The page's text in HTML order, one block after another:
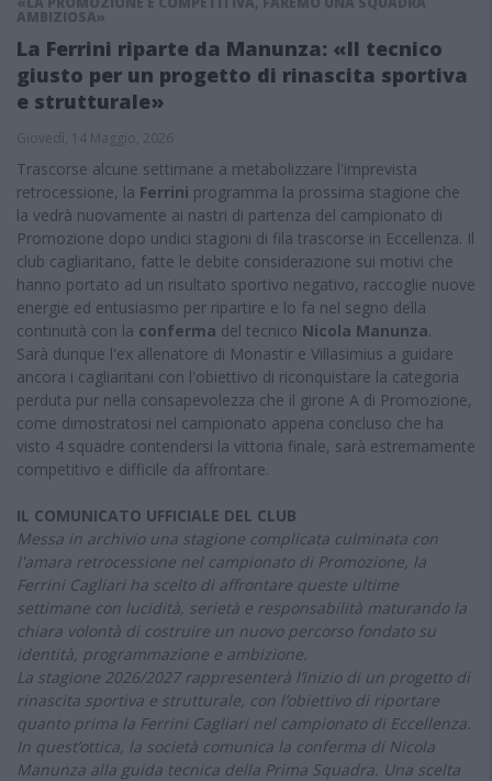
AMBIZIOSA»
La Ferrini riparte da Manunza: «Il tecnico
giusto per un progetto di rinascita sportiva
e strutturale»
Giovedì, 14 Maggio, 2026
Trascorse alcune settimane a metabolizzare l'imprevista
retrocessione, la Ferrini programma la prossima stagione che
la vedrà nuovamente ai nastri di partenza del campionato di
Promozione dopo undici stagioni di fila trascorse in Eccellenza. Il
club cagliaritano, fatte le debite considerazione sui motivi che
hanno portato ad un risultato sportivo negativo, raccoglie nuove
energie ed entusiasmo per ripartire e lo fa nel segno della
continuità con la conferma del tecnico Nicola Manunza.
Sarà dunque l'ex allenatore di Monastir e Villasimius a guidare
ancora i cagliaritani con l'obiettivo di riconquistare la categoria
perduta pur nella consapevolezza che il girone A di Promozione,
come dimostratosi nel campionato appena concluso che ha
visto 4 squadre contendersi la vittoria finale, sarà estremamente
competitivo e difficile da affrontare.
IL COMUNICATO UFFICIALE DEL CLUB
Messa in archivio una stagione complicata culminata con
l'amara retrocessione nel campionato di Promozione, la
Ferrini Cagliari ha scelto di affrontare queste ultime
settimane con lucidità, serietà e responsabilità maturando la
chiara volontà di costruire un nuovo percorso fondato su
identità, programmazione e ambizione.
La stagione 2026/2027 rappresenterà l’inizio di un progetto di
rinascita sportiva e strutturale, con l’obiettivo di riportare
quanto prima la Ferrini Cagliari nel campionato di Eccellenza.
In quest’ottica, la società comunica la conferma di Nicola
Manunza alla guida tecnica della Prima Squadra. Una scelta